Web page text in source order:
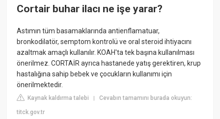
Cortair buhar ilacı ne işe yarar?
Astımın tüm basamaklarında antienflamatuar,
bronkodilatör, semptom kontrolü ve oral steroid ihtiyacını
azaltmak amaçlı kullanılır. KOAH'ta tek başına kullanılması
önerilmez. CORTAİR ayrıca hastanede yatış gerektiren, krup
hastalığına sahip bebek ve çocukların kullanımı için
önerilmektedir.
Kaynak kaldırma talebi |Cevabın tamamını burada okuyun:
titck.gov.tr